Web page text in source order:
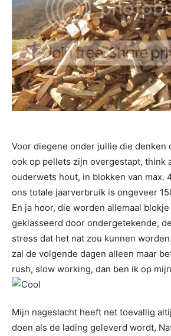
Voor diegene onder jullie die denken
ook op pellets zijn overgestapt, think
ouderwets hout, in blokken van max.
ons totale jaarverbruik is ongeveer
En ja hoor, die worden allemaal
geklasseerd door ondergetekende,
stress dat het nat zou kunnen
zal de volgende dagen alleen maar
rush, slow working, dan ben ik op
Mijn nageslacht heeft net toevallig
doen als de lading geleverd wordt,